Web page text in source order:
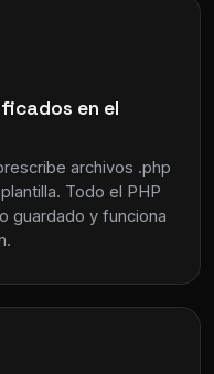
en el
archivos .php
Todo el PHP
guardado y funciona